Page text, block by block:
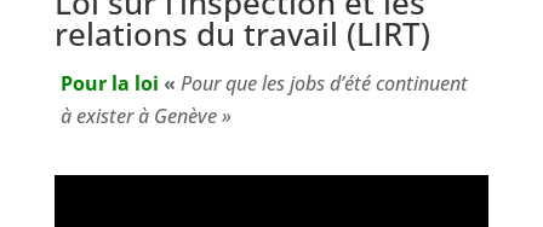
relations du travail (LIRT)
Pour la loi « Pour que les jobs d’été continuent
à exister à Genève »